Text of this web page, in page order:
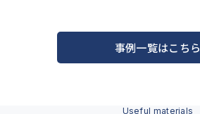
事例一覧はこちら